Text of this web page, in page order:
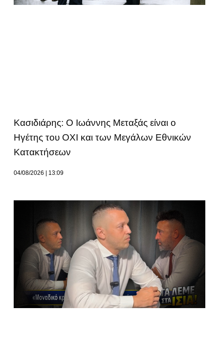
Κασιδιάρης: Ο Ιωάννης Μεταξάς είναι ο
Ηγέτης του ΟΧΙ και των Μεγάλων Εθνικών
Κατακτήσεων
04/08/2026 13:09